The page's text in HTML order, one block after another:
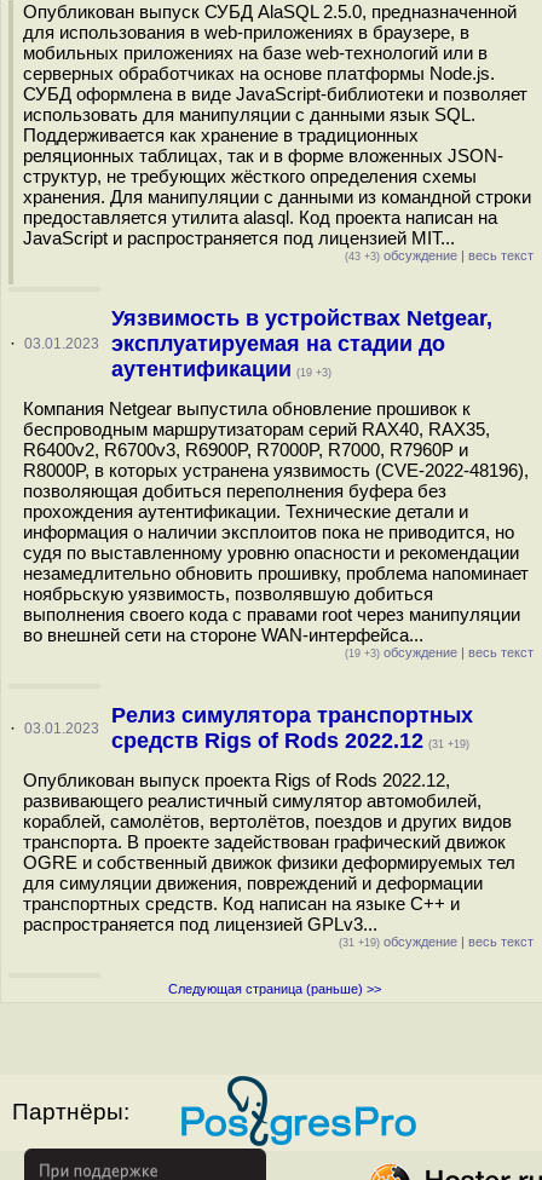
Опубликован выпуск СУБД AlaSQL 2.5.0, предназначенной
для использования в web-приложениях в браузере, в
мобильных приложениях на базе web-технологий или в
серверных обработчиках на основе платформы Node.js.
СУБД оформлена в виде JavaScript-библиотеки и позволяет
использовать для манипуляции с данными язык SQL.
Поддерживается как хранение в традиционных
реляционных таблицах, так и в форме вложенных JSON-
структур, не требующих жёсткого определения схемы
хранения. Для манипуляции с данными из командной строки
предоставляется утилита alasql. Код проекта написан на
JavaScript и распространяется под лицензией MIT...
(43 +3) обсуждение | весь текст
· 03.01.2023
Уязвимость в устройствах Netgear,
эксплуатируемая на стадии до
аутентификации (19 +3)
Компания Netgear выпустила обновление прошивок к
беспроводным маршрутизаторам серий RAX40, RAX35,
R6400v2, R6700v3, R6900P, R7000P, R7000, R7960P и
R8000P, в которых устранена уязвимость (CVE-2022-48196),
позволяющая добиться переполнения буфера без
прохождения аутентификации. Технические детали и
информация о наличии эксплоитов пока не приводится, но
судя по выставленному уровню опасности и рекомендации
незамедлительно обновить прошивку, проблема напоминает
ноябрьскую уязвимость, позволявшую добиться
выполнения своего кода с правами root через манипуляции
во внешней сети на стороне WAN-интерфейса...
(19 +3) обсуждение | весь текст
· 03.01.2023
Релиз симулятора транспортных
средств Rigs of Rods 2022.12 (31 +19)
Опубликован выпуск проекта Rigs of Rods 2022.12,
развивающего реалистичный симулятор автомобилей,
кораблей, самолётов, вертолётов, поездов и других видов
транспорта. В проекте задействован графический движок
OGRE и собственный движок физики деформируемых тел
для симуляции движения, повреждений и деформации
транспортных средств. Код написан на языке С++ и
распространяется под лицензией GPLv3...
(31 +19) обсуждение | весь текст
Следующая страница (раньше) >>
Партнёры: